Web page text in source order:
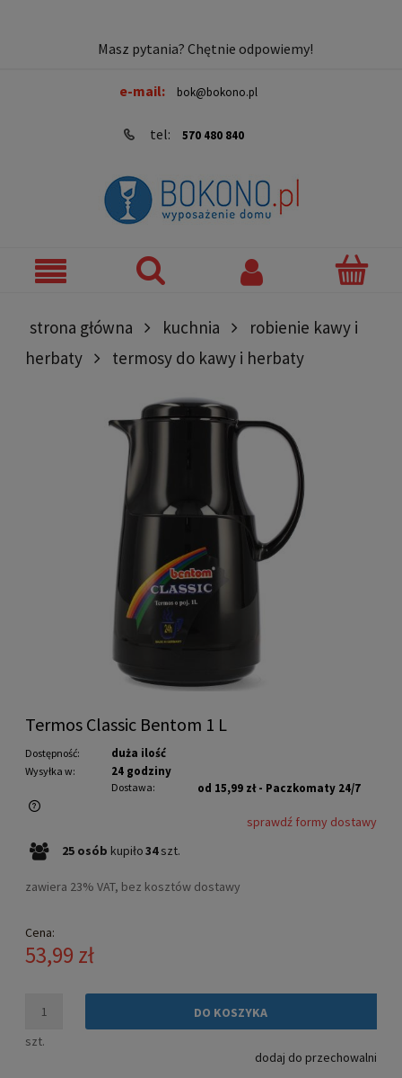
Masz pytania? Chętnie odpowiemy!
e-mail: bok@bokono.pl
tel: 570 480 840
strona główna kuchnia
robienie kawy i
herbaty
termosy do kawy i herbaty
Termos Classic Bentom 1 L
Dostępność: duża ilość
Wysyłka w: 24 godziny
Dostawa: od 15,99 zł - Paczkomaty 24/7
Cena nie zawiera ewentualnych kosztów płatności
sprawdź formy dostawy
25 osób kupiło34 szt.
zawiera 23% VAT, bez kosztów dostawy
Cena:
53,99 zł
szt.
DO KOSZYKA
dodaj do przechowalni